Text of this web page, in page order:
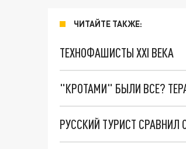
ЧИТАЙТЕ ТАКЖЕ:
ТЕХНОФАШИСТЫ XXI ВЕКА
"КРОТАМИ" БЫЛИ ВСЕ?
РУССКИЙ ТУРИСТ СРАВНИЛ